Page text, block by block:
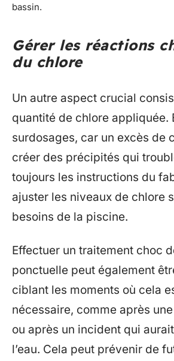
bassin.
Gérer les réactions
du chlore
Un autre aspect crucial
quantité de chlore appliquée.
surdosages, car un excès de
créer des précipités qui
toujours les instructions du
ajuster les niveaux de chlore
besoins de la piscine.
Effectuer un traitement choc
ponctuelle peut également
ciblant les moments où cela
nécessaire, comme après
ou après un incident qui
l’eau. Cela peut prévenir de